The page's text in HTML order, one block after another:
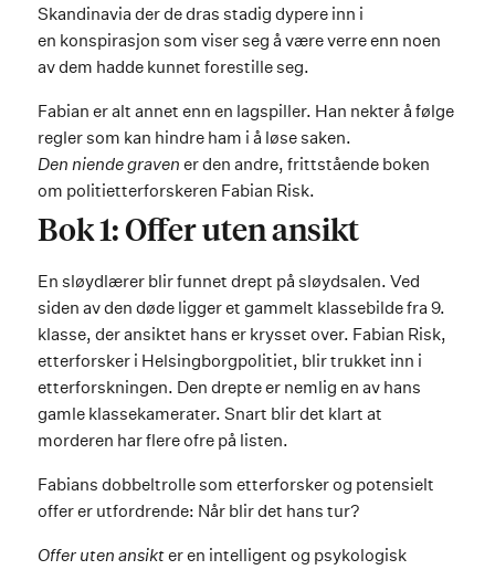
Skandinavia der de dras stadig dypere inn i
en konspirasjon som viser seg å være verre enn noen
av dem hadde kunnet forestille seg.
Fabian er alt annet enn en lagspiller. Han nekter å følge
regler som kan hindre ham i å løse saken.
Den niende graven er den andre, frittstående boken
om politietterforskeren Fabian Risk.
Bok 1: Offer uten ansikt
En sløydlærer blir funnet drept på sløydsalen. Ved
siden av den døde ligger et gammelt klassebilde fra 9.
klasse, der ansiktet hans er krysset over. Fabian Risk,
etterforsker i Helsingborgpolitiet, blir trukket inn i
etterforskningen. Den drepte er nemlig en av hans
gamle klassekamerater. Snart blir det klart at
morderen har flere ofre på listen.
Fabians dobbeltrolle som etterforsker og potensielt
offer er utfordrende: Når blir det hans tur?
Offer uten ansikter en intelligent og psykologisk